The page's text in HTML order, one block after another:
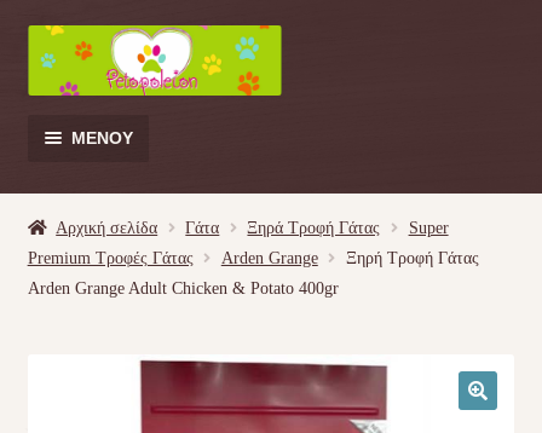
Απευθείας
μετάβαση
στην
πλοήγηση
Μετάβαση
σε
περιεχόμενο
ΜΕΝΟΎ
Γάτα
Αρχική σελίδα Γάτα Ξηρά Τροφή Γάτας
Super
Premium Τροφές Γάτας
Arden Grange
Ξηρή Τροφή Γάτας
Arden Grange Adult Chicken & Potato 400gr